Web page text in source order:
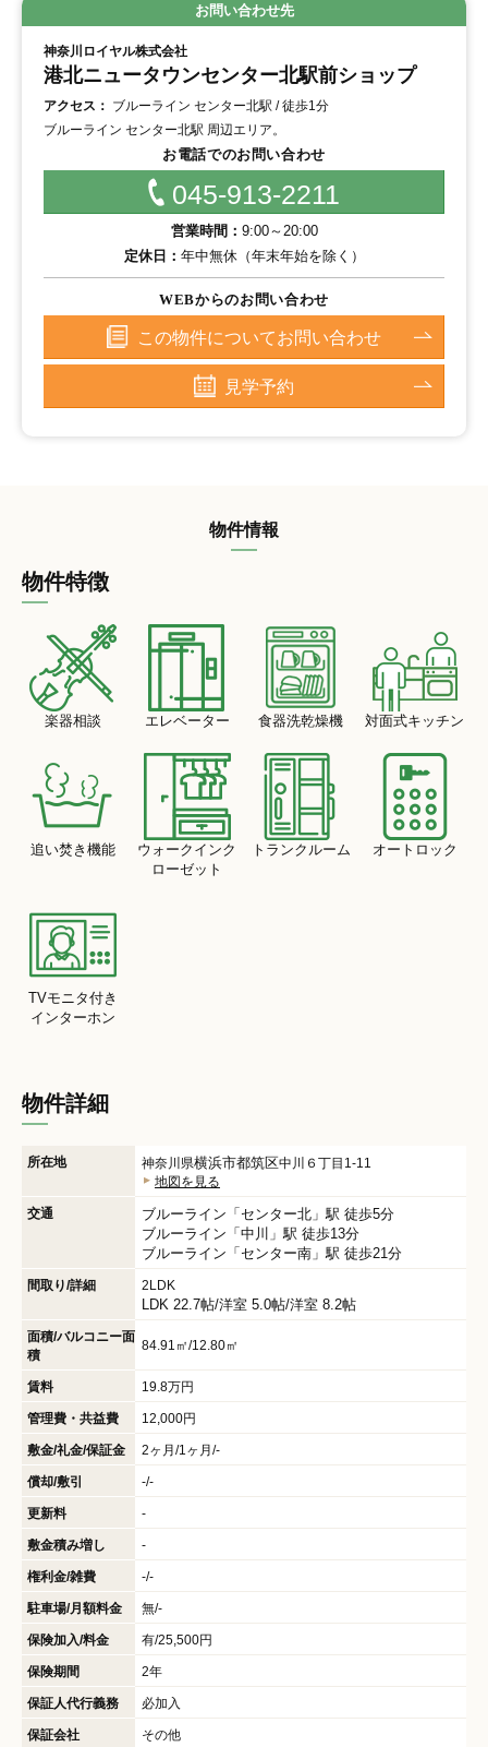
お問い合わせ先
神奈川ロイヤル株式会社
港北ニュータウンセンター北駅前ショップ
アクセス： ブルーライン センター北駅 / 徒歩1分
ブルーライン センター北駅 周辺エリア。
お電話でのお問い合わせ
045-913-2211
営業時間： 9:00～20:00
定休日： 年中無休（年末年始を除く）
WEBからのお問い合わせ
この物件についてお問い合わせ
見学予約
物件情報
物件特徴
楽器相談 エレベーター 食器洗乾燥機 対面式キッチン
追い焚き機能
ウォークインク
ローゼット
トランクルーム オートロック
TVモニタ付き
インターホン
物件詳細
所在地 神奈川県横浜市都筑区中川６丁目1-11
地図を見る
交通 ブルーライン 「センター北 」駅 徒歩5分
ブルーライン 「中川 」駅 徒歩13分
ブルーライン 「センター南 」駅 徒歩21分
間取り/詳細 2LDK
LDK 22.7帖/洋室 5.0帖/洋室 8.2帖
面積/バルコニー面
積
84.91㎡/12.80㎡
賃料 19.8万円
管理費・共益費 12,000円
敷金/礼金/保証金 2ヶ月/1ヶ月/-
償却/敷引 -/-
更新料 -
敷金積み増し -
権利金/雑費 -/-
駐車場/月額料金 無/-
保険加入/料金 有/25,500円
保険期間 2年
保証人代行義務 必加入
保証会社 その他